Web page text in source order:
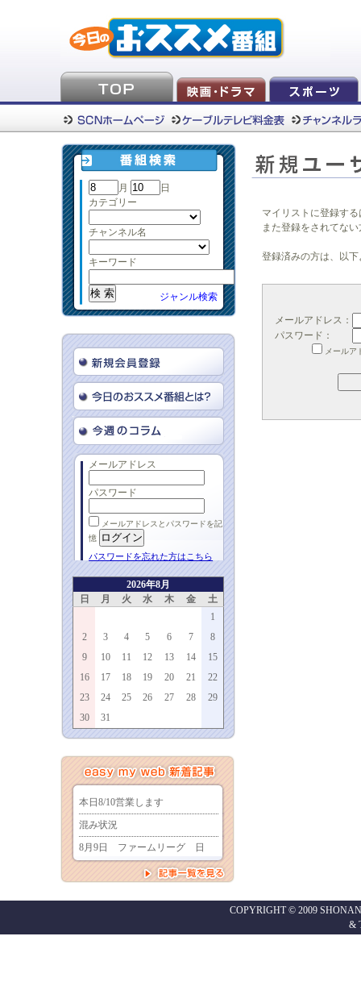
月
日
カテゴリー
チャンネル名
キーワード
ジャンル検索
メールアドレス
パスワード
メールアドレスとパスワードを記
憶
パスワードを忘れた方はこちら
2026年8月
日
月 火 水 木 金
土
1
2
3 4 5 6 7
8
9
10 11 12 13 14
15
16
17 18 19 20 21
22
23
24 25 26 27 28
29
30
31
マイリストに登録す
また登録をされてな
登録済みの方は、以
メールアドレス：
パスワード：
メールア
COPYRIGHT © 2009
&